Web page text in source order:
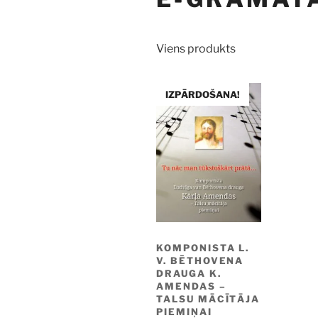
Viens produkts
IZPĀRDOŠANA!
KOMPONISTA L.
V. BĒTHOVENA
DRAUGA K.
AMENDAS –
TALSU MĀCĪTĀJA
PIEMIŅAI